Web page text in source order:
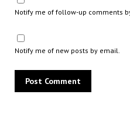
Notify me of follow-up comments
Notify me of new posts by email.